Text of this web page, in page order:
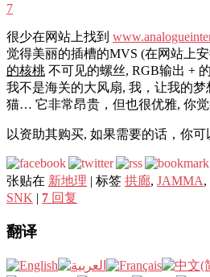
7
很少在网站上找到
觉得美丽的插槽的MVS (在网站上
的核桃 不可见的螺丝, RGB输出 +
我不是海关的大风扇, 我，让我的
猫… 它非常昂贵，但也很优雅, 你觉
以资助其购买, 如果需要的话，你
张贴在 新地理 | 标签 拱廊, JAMMA,
SNK | 7 回复
翻译